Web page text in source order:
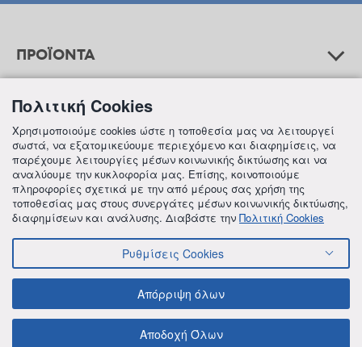
ΠΡΟΪΟΝΤΑ
ΒΟΗΘΕΙΑ
ΠΛΗΡΟΦΟΡΙΕΣ
© 2018 FREZYDERM A.B.Ε.E. ALL RIGHTS RESERVED
ΠΟΛΙΤΙΚΗ ΕΣΩΤΕΡΙΚΩΝ ΑΝΑΦΟΡΩΝ & ΚΑΤΑΓΓΕΛΙΩΝ (Ν. 4990/22)
ΠΟΛΙΤΙΚΗ ΑΠΟΡΡΗΤΟΥ ΤΗΣ FREZYDERM
ΠΟΛΙΤΙΚΗ ΓΙΑ ΤΑ COOKIES
Πολιτική Cookies
Χρησιμοποιούμε cookies ώστε η τοποθεσία μας να λειτουργεί
σωστά, να εξατομικεύουμε περιεχόμενο και διαφημίσεις, να
παρέχουμε λειτουργίες μέσων κοινωνικής δικτύωσης και να
αναλύουμε την κυκλοφορία μας. Επίσης, κοινοποιούμε
πληροφορίες σχετικά με την από μέρους σας χρήση της
τοποθεσίας μας στους συνεργάτες μέσων κοινωνικής δικτύωσης,
διαφημίσεων και ανάλυσης. Διαβάστε την Πολιτική Cookies
Ρυθμίσεις Cookies
Απόρριψη όλων
Αποδοχή Όλων